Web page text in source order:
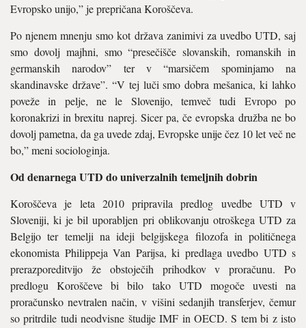
Evropsko unijo,” je prepričana Koroščeva.
Po njenem mnenju smo kot država zanimivi za uvedbo UTD, saj
smo dovolj majhni, smo “presečišče slovanskih, romanskih in
germanskih narodov” ter v “marsičem spominjamo na
skandinavske države”. “V tej luči smo dobra mešanica, ki lahko
poveže in pelje, ne le Slovenijo, temveč tudi Evropo po
koronakrizi in brexitu naprej. Sicer pa, če evropska družba ne bo
dovolj pametna, da ga uvede zdaj, Evropske unije čez 10 let več ne
bo,” meni sociologinja.
Od denarnega UTD do univerzalnih temeljnih dobrin
Koroščeva je leta 2010 pripravila predlog uvedbe UTD v
Sloveniji, ki je bil uporabljen pri oblikovanju otroškega UTD za
Belgijo ter temelji na ideji belgijskega filozofa in političnega
ekonomista Philippeja Van Parijsa, ki predlaga uvedbo UTD s
prerazporeditvijo že obstoječih prihodkov v proračunu. Po
predlogu Koroščeve bi bilo tako UTD mogoče uvesti na
proračunsko nevtralen način, v višini sedanjih transferjev, čemur
so pritrdile tudi neodvisne študije IMF in OECD. S tem bi z isto